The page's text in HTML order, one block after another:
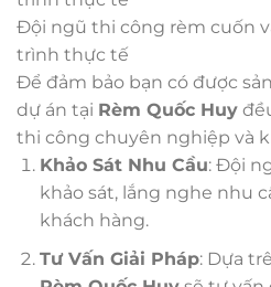
Đội ngũ thi công rèm cuốn
trình thực tế
Để đảm bảo bạn có được
dự án tại Rèm Quốc Huy
thi công chuyên nghiệp và
Khảo Sát Nhu Cầu: Đội
khảo sát, lắng nghe nhu
khách hàng.
Tư Vấn Giải Pháp: Dựa